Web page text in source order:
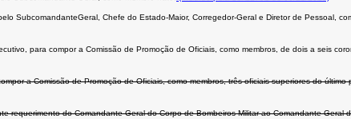
SubcomandanteGeral, Chefe do Estado-Maior, Corregedor-Geral e Diretor de Pessoal,
para compor a Comissão de Promoção de Oficiais, como membros, de dois a seis
a Comissão de Promoção de Oficiais, como membros, três oficiais superiores do último
do Comandante-Geral do Corpo de Bombeiros Militar ao Comandante-Geral